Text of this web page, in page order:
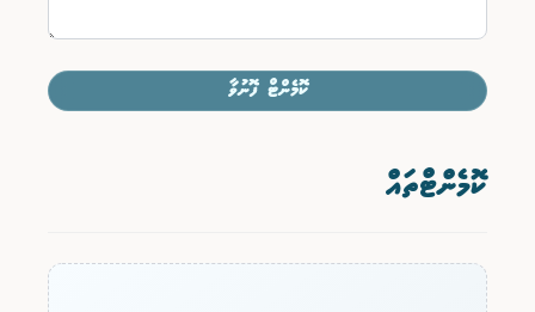
ކޮމެންޓް ފޮނުވާ
ކޮމެންޓްތައް